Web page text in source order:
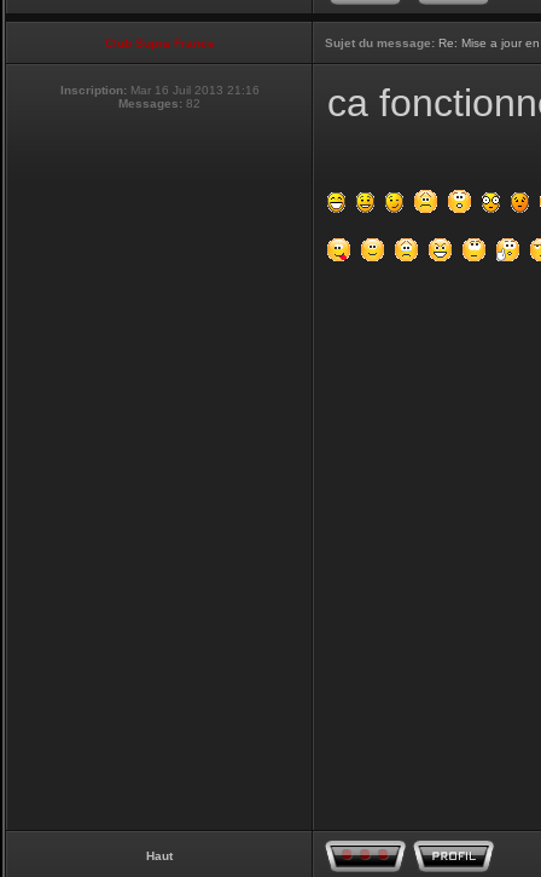
Club Supra France Sujet du message: Re: Mise a jour
Inscription: Mar 16 Juil 2013 21:16
Messages: 82 ca
Haut